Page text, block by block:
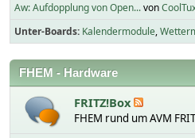
Aw: Aufdopplung von Open...von
Unter-Boards Kalendermodule
FHEM - Hardware
FRITZ!Box
FHEM rund um AVM